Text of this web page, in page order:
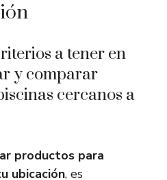
a tener en
y comparar
cercanos a
productos para
ubicación, es